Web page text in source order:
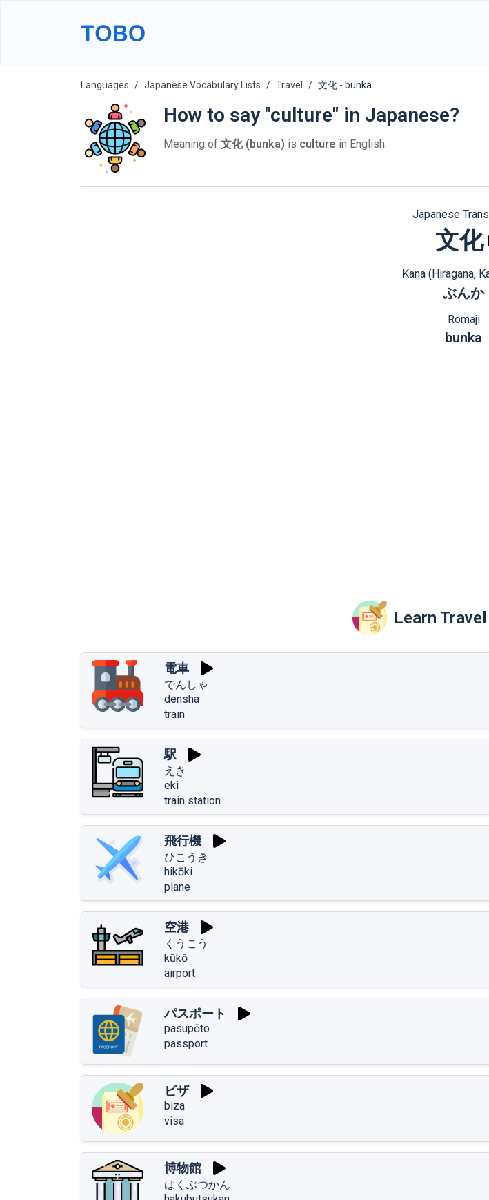
Languages Japanese Vocabulary Lists Travel 文化 - bunka
How to say "culture" in Japanese?
Meaning of 文化 (bunka) is culture in English.
Japanese
文化
Kana (Hiragana,
ぶんか
Romaji
bunka
Learn
電車
でんしゃ
densha
train
駅
えき
eki
train station
飛行機
ひこうき
hikōki
plane
空港
くうこう
kūkō
airport
パスポート
pasupōto
passport
ビザ
biza
visa
博物館
はくぶつかん